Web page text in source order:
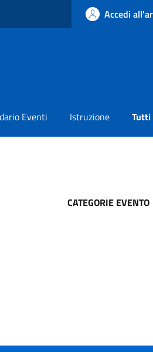
Accedi
Eventi Istruzione
CATEGORIE EVENTO